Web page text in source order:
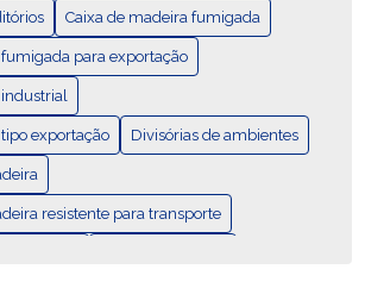
EXPORTAÇÃO: GUÍA COMPLETA
FUMIGADA PARA EXPORTAÇÃO
Caixa de madeira fumigada
para exportação
industrial
exportação Divisórias de ambientes
resistente para transporte